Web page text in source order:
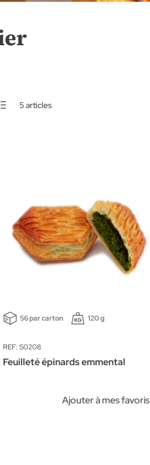
5articles
56 par carton 120 g
REF: S0208
Feuilleté épinards emmental
Ajouter à mes favoris